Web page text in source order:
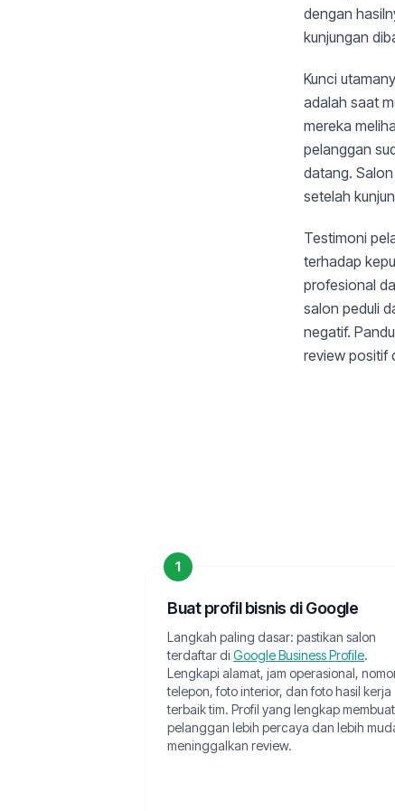
dengan
kunjungan
Kunci
adalah saat
mereka
pelanggan
datang.
setelah
Testimoni
terhadap
profesional
salon peduli
negatif.
review positif
1
Buat profil bisnis di Google
Langkah paling dasar: pastikan salon
terdaftar di Google Business Profile.
Lengkapi alamat, jam operasional,
telepon, foto interior, dan foto hasil kerja
terbaik tim. Profil yang lengkap membuat
pelanggan lebih percaya dan lebih
meninggalkan review.